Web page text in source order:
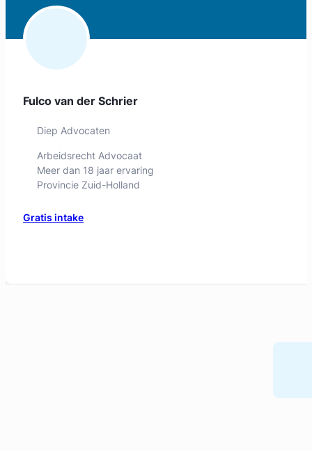
Fulco van der Schrier
Diep Advocaten
Arbeidsrecht Advocaat
Meer dan 18 jaar ervaring
Provincie Zuid-Holland
Gratis intake